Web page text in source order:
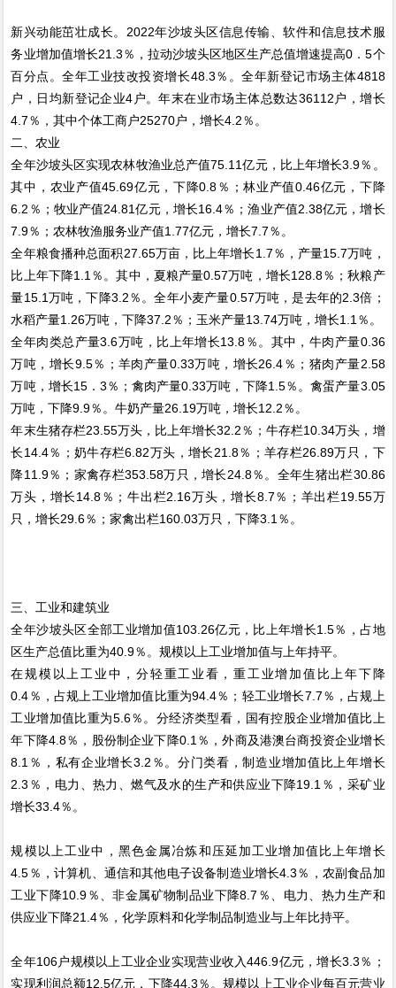
新兴动能茁壮成长。2022年沙坡头区信息传输、软件和信息技术服
务业增加值增长21.3％，拉动沙坡头区地区生产总值增速提高0．5个
百分点。全年工业技改投资增长48.3％。全年新登记市场主体4818
户，日均新登记企业4户。年末在业市场主体总数达36112户，增长
4.7％，其中个体工商户25270户，增长4.2％。
二、农业
全年沙坡头区实现农林牧渔业总产值75.11亿元，比上年增长3.9％。
其中，农业产值45.69亿元，下降0.8％；林业产值0.46亿元，下降
6.2％；牧业产值24.81亿元，增长16.4％；渔业产值2.38亿元，增长
7.9％；农林牧渔服务业产值1.77亿元，增长7.7％。
全年粮食播种总面积27.65万亩，比上年增长1.7％，产量15.7万吨，
比上年下降1.1％。其中，夏粮产量0.57万吨，增长128.8％；秋粮产
量15.1万吨，下降3.2％。全年小麦产量0.57万吨，是去年的2.3倍；
水稻产量1.26万吨，下降37.2％；玉米产量13.74万吨，增长1.1％。
全年肉类总产量3.6万吨，比上年增长13.8％。其中，牛肉产量0.36
万吨，增长9.5％；羊肉产量0.33万吨，增长26.4％；猪肉产量2.58
万吨，增长15．3％；禽肉产量0.33万吨，下降1.5％。禽蛋产量3.05
万吨，下降9.9％。牛奶产量26.19万吨，增长12.2％。
年末生猪存栏23.55万头，比上年增长32.2％；牛存栏10.34万头，增
长14.4％；奶牛存栏6.82万头，增长21.8％；羊存栏26.89万只，下
降11.9％；家禽存栏353.58万只，增长24.8％。全年生猪出栏30.86
万头，增长14.8％；牛出栏2.16万头，增长8.7％；羊出栏19.55万
只，增长29.6％；家禽出栏160.03万只，下降3.1％。
三、工业和建筑业
全年沙坡头区全部工业增加值103.26亿元，比上年增长1.5％，占地
区生产总值比重为40.9％。规模以上工业增加值与上年持平。
在规模以上工业中，分轻重工业看，重工业增加值比上年下降
0.4％，占规上工业增加值比重为94.4％；轻工业增长7.7％，占规上
工业增加值比重为5.6％。分经济类型看，国有控股企业增加值比上
年下降4.8％，股份制企业下降0.1％，外商及港澳台商投资企业增长
8.1％，私有企业增长3.2％。分门类看，制造业增加值比上年增长
2.3％，电力、热力、燃气及水的生产和供应业下降19.1％，采矿业
增长33.4％。
规模以上工业中，黑色金属冶炼和压延加工业增加值比上年增长
4.5％，计算机、通信和其他电子设备制造业增长4.3％，农副食品加
工业下降10.9％、非金属矿物制品业下降8.7％、电力、热力生产和
供应业下降21.4％，化学原料和化学制品制造业与上年比持平。
全年106户规模以上工业企业实现营业收入446.9亿元，增长3.3％；
实现利润总额12.5亿元，下降44.3％。规模以上工业企业每百元营业